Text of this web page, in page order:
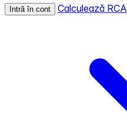
Intră în cont Calculează RCA